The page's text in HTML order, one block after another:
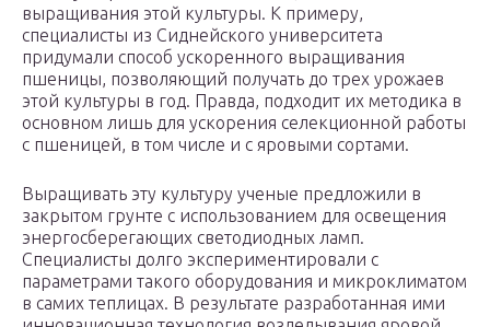
выращивания этой культуры. К примеру,
специалисты из Сиднейского университета
придумали способ ускоренного выращивания
пшеницы, позволяющий получать до трех урожаев
этой культуры в год. Правда, подходит их методика в
основном лишь для ускорения селекционной работы
с пшеницей, в том числе и с яровыми сортами.
Выращивать эту культуру ученые предложили в
закрытом грунте с использованием для освещения
энергосберегающих светодиодных ламп.
Специалисты долго экспериментировали с
параметрами такого оборудования и микроклиматом
в самих теплицах. В результате разработанная ими